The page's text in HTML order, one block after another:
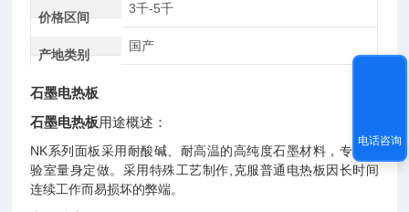
价格区间
3千-5千
产地类别
国产
石墨电热板
石墨电热板用途概述：
NK系列 面板采用耐酸碱、耐高温的高纯度石墨材料，专为实
验室量身定做。采用特殊工艺制作,克服普通电热板因长时间
连续工作而易损坏的弊端。
电话咨询